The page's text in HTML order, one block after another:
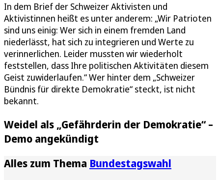
In dem Brief der Schweizer Aktivisten und
Aktivistinnen heißt es unter anderem: „Wir Patrioten
sind uns einig: Wer sich in einem fremden Land
niederlässt, hat sich zu integrieren und Werte zu
verinnerlichen. Leider mussten wir wiederholt
feststellen, dass Ihre politischen Aktivitäten diesem
Geist zuwiderlaufen.“ Wer hinter dem „Schweizer
Bündnis für direkte Demokratie“ steckt, ist nicht
bekannt.
Weidel als „Gefährderin der Demokratie“ –
Demo angekündigt
Alles zum Thema Bundestagswahl